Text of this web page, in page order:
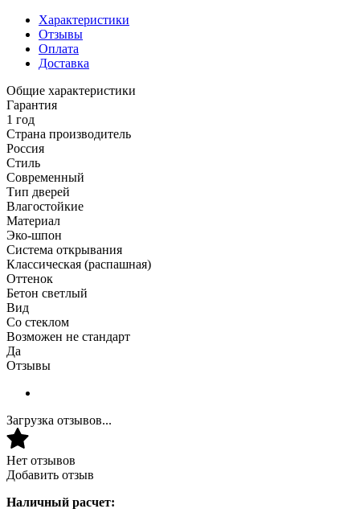
Характеристики
Отзывы
Оплата
Доставка
Общие характеристики
Гарантия
1 год
Страна производитель
Россия
Стиль
Современный
Тип дверей
Влагостойкие
Материал
Эко-шпон
Система открывания
Классическая (распашная)
Оттенок
Бетон светлый
Вид
Со стеклом
Возможен не стандарт
Да
Отзывы
Загрузка отзывов...
Нет отзывов
Добавить отзыв
Наличный расчет: